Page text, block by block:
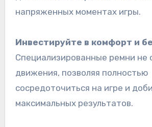
напряженных моментах игры.
Инвестируйте в комфорт и
Специализированные ремни не
движения, позволяя полностью
сосредоточиться на игре и
максимальных результатов.